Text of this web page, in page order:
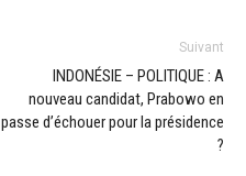
Suivant
INDONÉSIE – POLITIQUE : A
nouveau candidat, Prabowo en
passe d’échouer pour la présidence
?